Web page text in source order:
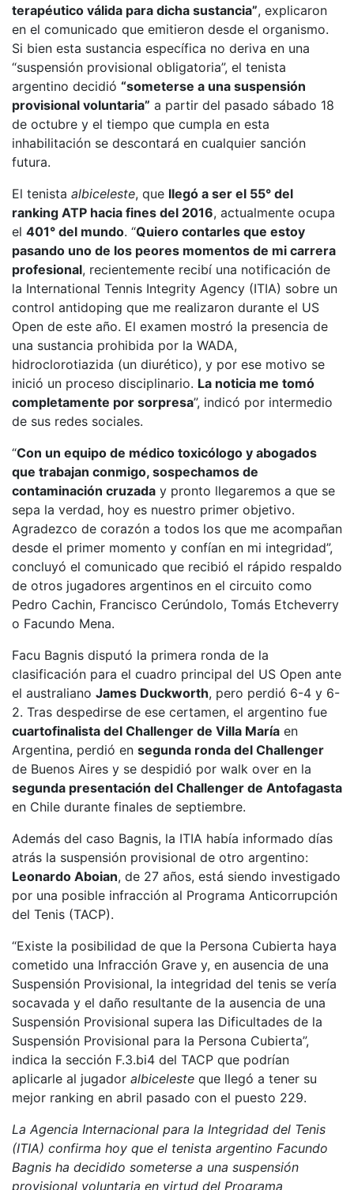
terapéutico válida para dicha sustancia”, explicaron
en el comunicado que emitieron desde el organismo.
Si bien esta sustancia específica no deriva en una
“suspensión provisional obligatoria”, el tenista
argentino decidió “someterse a una suspensión
provisional voluntaria” a partir del pasado sábado 18
de octubre y el tiempo que cumpla en esta
inhabilitación se descontará en cualquier sanción
futura.
El tenista albiceleste, que llegó a ser el 55° del
ranking ATP hacia fines del 2016, actualmente ocupa
el 401° del mundo. “Quiero contarles que estoy
pasando uno de los peores momentos de mi carrera
profesional, recientemente recibí una notificación de
la International Tennis Integrity Agency (ITIA) sobre un
control antidoping que me realizaron durante el US
Open de este año. El examen mostró la presencia de
una sustancia prohibida por la WADA,
hidroclorotiazida (un diurético), y por ese motivo se
inició un proceso disciplinario. La noticia me tomó
completamente por sorpresa”, indicó por intermedio
de sus redes sociales.
“Con un equipo de médico toxicólogo y abogados
que trabajan conmigo, sospechamos de
contaminación cruzada y pronto llegaremos a que se
sepa la verdad, hoy es nuestro primer objetivo.
Agradezco de corazón a todos los que me acompañan
desde el primer momento y confían en mi integridad”,
concluyó el comunicado que recibió el rápido respaldo
de otros jugadores argentinos en el circuito como
Pedro Cachin, Francisco Cerúndolo, Tomás Etcheverry
o Facundo Mena.
Facu Bagnis disputó la primera ronda de la
clasificación para el cuadro principal del US Open ante
el australiano James Duckworth, pero perdió 6-4 y 6-
2. Tras despedirse de ese certamen, el argentino fue
cuartofinalista del Challenger de Villa María en
Argentina, perdió en segunda ronda del Challenger
de Buenos Aires y se despidió por walk over en la
segunda presentación del Challenger de Antofagasta
en Chile durante finales de septiembre.
Además del caso Bagnis, la ITIA había informado días
atrás la suspensión provisional de otro argentino:
Leonardo Aboian, de 27 años, está siendo investigado
por una posible infracción al Programa Anticorrupción
del Tenis (TACP).
“Existe la posibilidad de que la Persona Cubierta haya
cometido una Infracción Grave y, en ausencia de una
Suspensión Provisional, la integridad del tenis se vería
socavada y el daño resultante de la ausencia de una
Suspensión Provisional supera las Dificultades de la
Suspensión Provisional para la Persona Cubierta”,
indica la sección F.3.bi4 del TACP que podrían
aplicarle al jugador albiceleste que llegó a tener su
mejor ranking en abril pasado con el puesto 229.
La Agencia Internacional para la Integridad del Tenis
(ITIA) confirma hoy que el tenista argentino Facundo
Bagnis ha decidido someterse a una suspensión
provisional voluntaria en virtud del Programa